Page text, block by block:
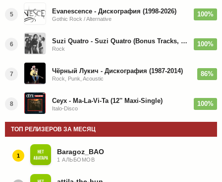
5 Evanescence - Дискография (1998-2026)
Gothic Rock / Alternative
100%
6 Suzi Quatro - Suzi Quatro (Bonus Tracks, Remaster) 1973/2022
Rock
100%
7 Чёрный Лукич - Дискография (1987-2014)
Rock, Punk, Acoustic
86%
8 Ceyx - Ma-La-Vi-Ta (12'' Maxi-Single)
Italo-Disco
100%
ТОП РЕЛИЗЕРОВ ЗА МЕСЯЦ
1 Baragoz_BAO
1 АЛЬБОМОВ